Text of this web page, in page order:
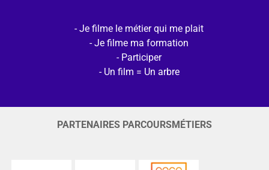
Je filme le métier qui me plait
Je filme ma formation
Participer
Un film = Un arbre
PARTENAIRES PARCOURSMÉTIERS